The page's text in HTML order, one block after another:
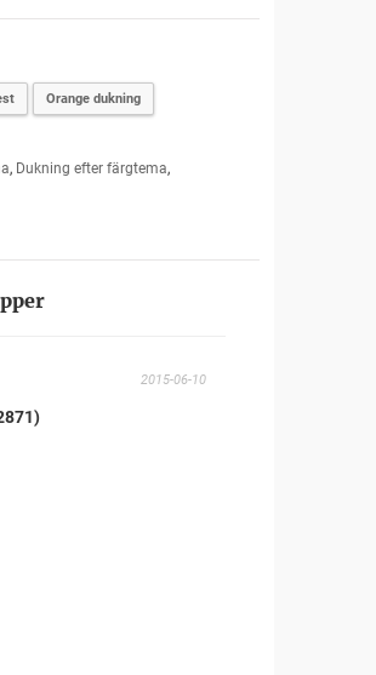
Orange dukning
, Dukning efter färgtema,
2015-06-10